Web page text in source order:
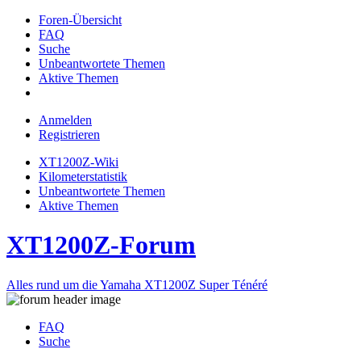
Foren-Übersicht
FAQ
Suche
Unbeantwortete Themen
Aktive Themen
Anmelden
Registrieren
XT1200Z-Wiki
Kilometerstatistik
Unbeantwortete Themen
Aktive Themen
XT1200Z-Forum
Alles rund um die Yamaha XT1200Z Super Ténéré
FAQ
Suche